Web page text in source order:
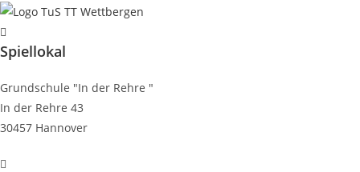
Zum
Inhalt
springen
Spiellokal
Grundschule "In der Rehre "
In der Rehre 43
30457 Hannover